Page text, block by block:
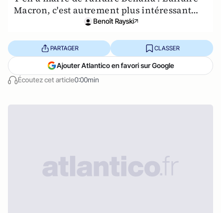
Macron, c'est autrement plus intéressant…
Benoît Rayski
Écoutez cet article0:00min
PARTAGER CLASSER
Ajouter Atlantico en favori sur Google